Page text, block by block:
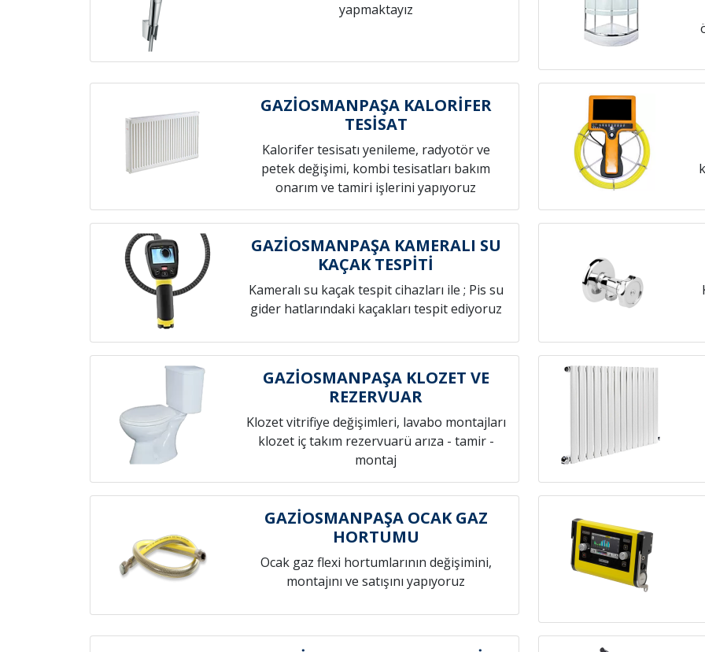
yapmaktayız
GAZİOSMANPAŞA KALORİFER
TESİSAT
Kalorifer tesisatı yenileme, radyotör ve
petek değişimi, kombi tesisatları bakım
onarım ve tamiri işlerini yapıyoruz
GAZİOSMANPAŞA KAMERALI SU
KAÇAK TESPİTİ
Kameralı su kaçak tespit cihazları ile ; Pis su
gider hatlarındaki kaçakları tespit ediyoruz
GAZİOSMANPAŞA KLOZET VE
REZERVUAR
Klozet vitrifiye değişimleri, lavabo montajları
klozet iç takım rezervuarü arıza - tamir -
montaj
GAZİOSMANPAŞA OCAK GAZ
HORTUMU
Ocak gaz flexi hortumlarının değişimini,
montajını ve satışını yapıyoruz